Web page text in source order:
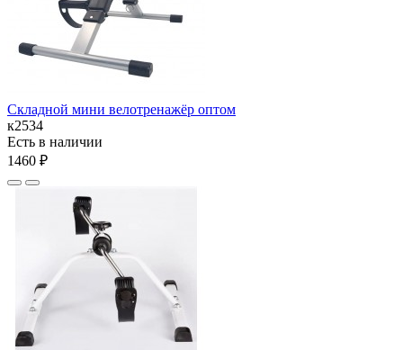
Складной мини велотренажёр оптом
к2534
Есть в наличии
1460 ₽